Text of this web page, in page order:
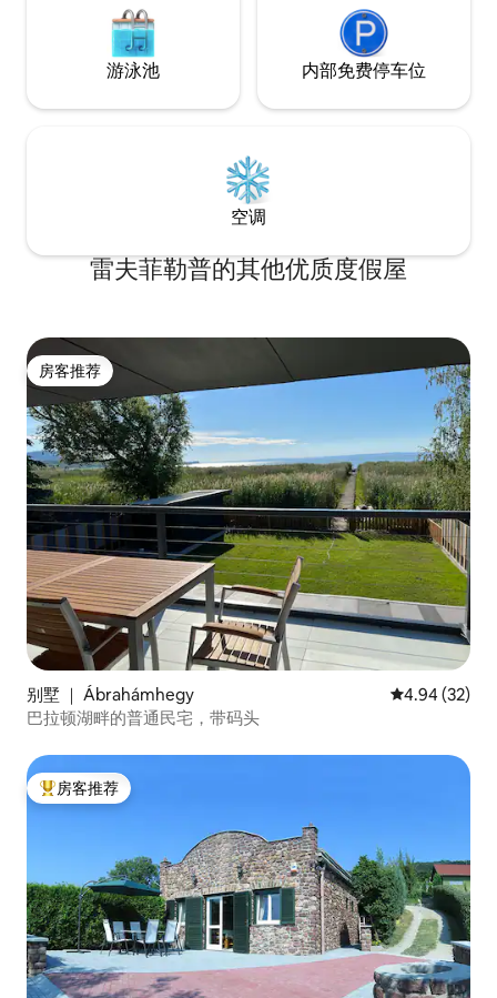
游泳池 内部免费停车位
空调
雷夫菲勒普的其他优质度假屋
房客推荐
房客推荐
别墅 ｜ Ábrahámhegy 平均评分
4.94 (32)
巴拉顿湖畔的普通民宅，带码头
热门「房客推荐」
房客推荐